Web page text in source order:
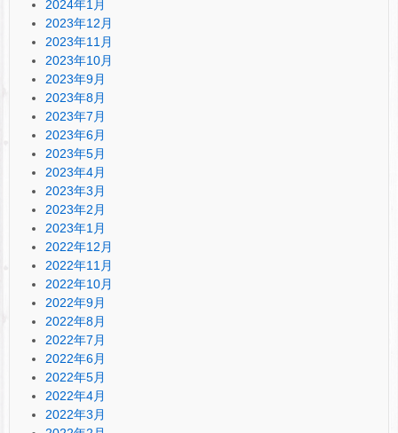
2024年1月
2023年12月
2023年11月
2023年10月
2023年9月
2023年8月
2023年7月
2023年6月
2023年5月
2023年4月
2023年3月
2023年2月
2023年1月
2022年12月
2022年11月
2022年10月
2022年9月
2022年8月
2022年7月
2022年6月
2022年5月
2022年4月
2022年3月